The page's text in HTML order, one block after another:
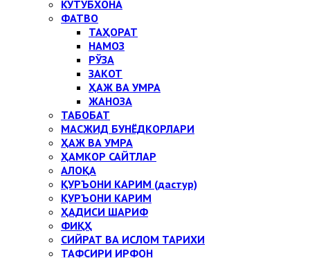
КУТУБХОНА
ФАТВО
ТАҲОРАТ
НАМОЗ
РЎЗА
ЗАКОТ
ҲАЖ ВА УМРА
ЖАНОЗА
ТАБОБАТ
МАСЖИД БУНЁДКОРЛАРИ
ҲАЖ ВА УМРА
ҲАМКОР САЙТЛАР
АЛОҚА
ҚУРЪОНИ КАРИМ (дастур)
ҚУРЪОНИ КАРИМ
ҲАДИСИ ШАРИФ
ФИҚҲ
СИЙРАТ ВА ИСЛОМ ТАРИХИ
ТАФСИРИ ИРФОН